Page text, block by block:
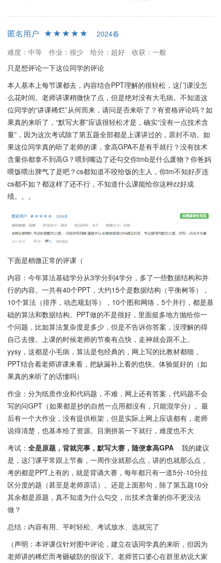
匿名用户
2024春
难度：中等
作业：很少 给分：超好
收获：一般
只是想评论一下这位同学的评论
本人基本上每节课都去，内容结合PPT理解的很轻松，这门课没怎
么花时间。老师讲课稍微快了点，但是绝对没有大毛病。不知道这
位同学的“讲课稀烂”从何而来，请问是否来听了？有资格评论吗？如
果真的来听了，“默写大赛”应该很轻松才是，确实“没有一点技术含
量”，因为这次考试除了第五题全部都是上课讲过的，原封不动。如
果这位同学真的听了老师的课，拿高GPA不是有手就行？没有技术
含量你都拿不到高G？喂到嘴边了还勾交你tmb是什么废物？你爸妈
喂饭喂出脾气了是吧？cs都知道不咬给饭的主人，你tm不知好歹连
cs都不如？都这样了还不行，不知道什么课能给你这种zz好成
绩。。。
下面是稍微正常的评课（
内容：今年算法基础学分从3学分到4学分，多了一些数据结构和并
行的内容。一共有40个PPT，大约15个是数据结构（平衡树等），
10个算法（排序，动态规划等），10个图和网络，5个并行，都是基
础的算法和数据结构。PPT做的不是很好，里面挺多地方抛给你一
个问题，比如算法复杂度是多少，但是不告诉你答案，没理解的得
自己去搜。上课的时候老师的节奏有点快，走神就会跟不上。
yysy，这都是小毛病，算法是包经典的，网上写的比教材都细，
PPT结合着老师讲课来看，把缺漏补上看的也快。体验挺好的（如
果真的来听了的话懂吗）
作业：分为纸质作业和代码题，不难，网上还有答案，代码题不会
写的问GPT（如果都是抄的自然一点用都没有，只能混学分）。最
后有一个大作业，没有提供框架，但是实际上网上应该都有，老师
说得清楚，也基本给了资源。目测拼装一下就行，难度也不大
考试： 全是原题，背就完事，默写大赛，随便拿高GPA 我的建议
是，这门课平常跟上节奏，一周作业就那么点，讲的也就那么点，
考的都是PPT上有的，就是背诵大赛，每年都只有一道5分-10分拉
区分度的题（甚至是老师原话）。还是上面那句，除了第五题10分
其余都是原题，真不知道为什么勾交，出技术含量的你不更没法
做？
总结：内容有用、平时轻松、考试放水、选就完了
（声明：本评课仅针对图中评论，建立在该同学真的来听，但因为
老师讲的稀烂而考砸破防的假设下。老师苦口婆心在群里劝说大家